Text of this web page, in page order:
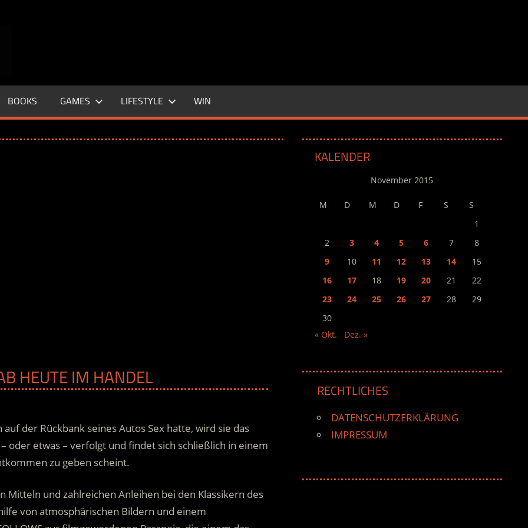
–
LIFE
BOOKS GAMES LIFESTYLE WIN
HEUTE IM HANDEL
der Rückbank seines Autos Sex hatte, wird sie das
oder etwas – verfolgt und findet sich schließlich in einem
zu geben scheint.
und zahlreichen Anleihen bei den Klassikern des
von atmosphärischen Bildern und einem
KALENDER
November 2015
M D M D F S
S
1
2
3 4 5 6 7
8
9
10 11 12 13 14
15
16
17 18 19 20 21
22
23
24 25 26 27 28
29
30
« Okt.
Dez. »
RECHTLICHES
DATENSCHUTZERKLÄRUNG
IMPRESSUM